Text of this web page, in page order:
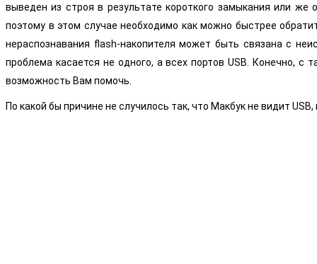
выведен из строя в результате короткого замыкания или же
поэтому в этом случае необходимо как можно быстрее
нераспознавания flash-накопителя может быть связана с
проблема касается не одного, а всех портов USB. Конечно,
возможность Вам помочь.
По какой бы причине не случилось так, что Макбук не видит